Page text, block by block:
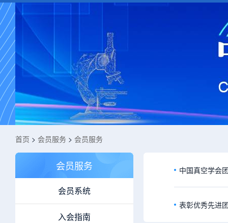
首页 > 会员服务 > 会员服务
会员服务
会员系统
入会指南
中国真空学会
表彰优秀先进